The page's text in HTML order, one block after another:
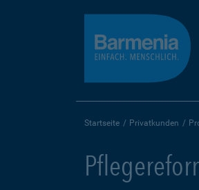
Startseite Privatkunden